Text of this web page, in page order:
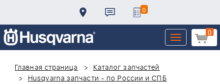
0
0
Toggle
navigation
Главная страница
Каталог запчастей
Husqvarna запчасти - по России и СПБ